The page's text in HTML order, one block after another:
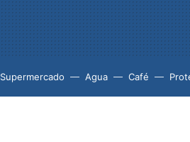
Supermercado Agua Café